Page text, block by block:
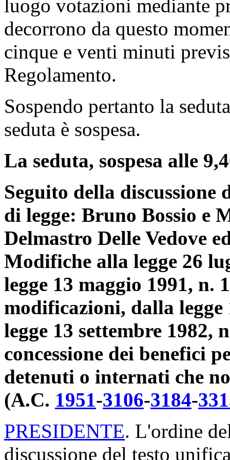
luogo votazioni mediante
decorrono da questo
cinque e venti minuti
Regolamento.
Sospendo pertanto la
seduta è sospesa.
La seduta, sospesa alle
Seguito della discussione
di legge: Bruno Bossio e
Delmastro Delle Vedove
Modifiche alla legge 26
legge 13 maggio 1991, n.
modificazioni, dalla legge
legge 13 settembre
concessione dei benefici
detenuti o internati che
(A.C. 1951​-3106​-3184​-
PRESIDENTE. L'ordine
discussione del testo